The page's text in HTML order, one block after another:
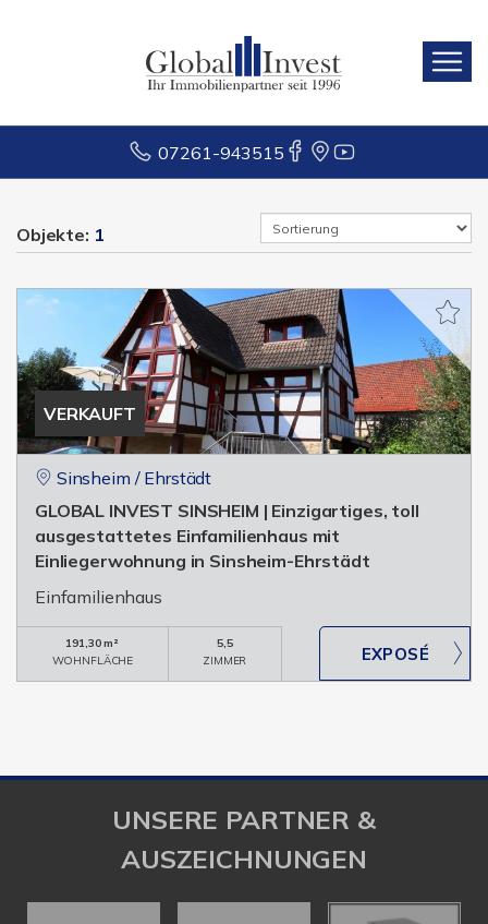
07261-943515
Objekte: 1
VERKAUFT
Sinsheim / Ehrstädt
GLOBAL INVEST SINSHEIM | Einzigartiges, toll
ausgestattetes Einfamilienhaus mit
Einliegerwohnung in Sinsheim-Ehrstädt
Einfamilienhaus
191,30 m²
WOHNFLÄCHE
5,5
ZIMMER
UNSERE PARTNER &
AUSZEICHNUNGEN